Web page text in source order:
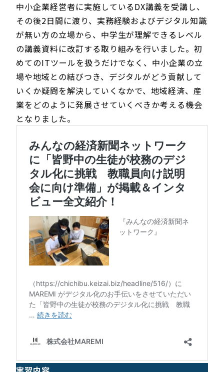
中小企業経営者に実施しているDX講義を受講し、
その後2日間に渡り、実務経験およびデジタル知識
が無い方の立場から、中学生が理解できるレベル
の講義資料に改訂する取り組みを行いました。初
めてのITツールを扱うだけでなく、中小企業の立
場や地域との結びつき、デジタルがどう貢献して
いくか疑問を解決していくなかで、地域経済、産
業をどのように発展させていくべきか考える機会
となりました。